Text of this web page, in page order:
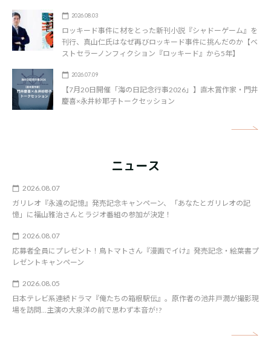
2026.08.03
ロッキード事件に材をとった新刊小説『シャドーゲーム』を
刊行、真山仁氏はなぜ再びロッキード事件に挑んだのか【ベ
ストセラーノンフィクション『ロッキード』から5年】
2026.07.09
【7月20日開催「海の日記念行事2026」】直木賞作家・門井
慶喜×永井紗耶子トークセッション
ニュース
2026.08.07
ガリレオ『永遠の記憶』発売記念キャンペーン、「あなたとガリレオの記
憶」に福山雅治さんとラジオ番組の参加が決定！
2026.08.07
応募者全員にプレゼント！鳥トマトさん『漫画でイけ』発売記念・絵葉書プ
レゼントキャンペーン
2026.08.05
日本テレビ系連続ドラマ『俺たちの箱根駅伝』。原作者の池井戸潤が撮影現
場を訪問…主演の大泉洋の前で思わず本音が!?